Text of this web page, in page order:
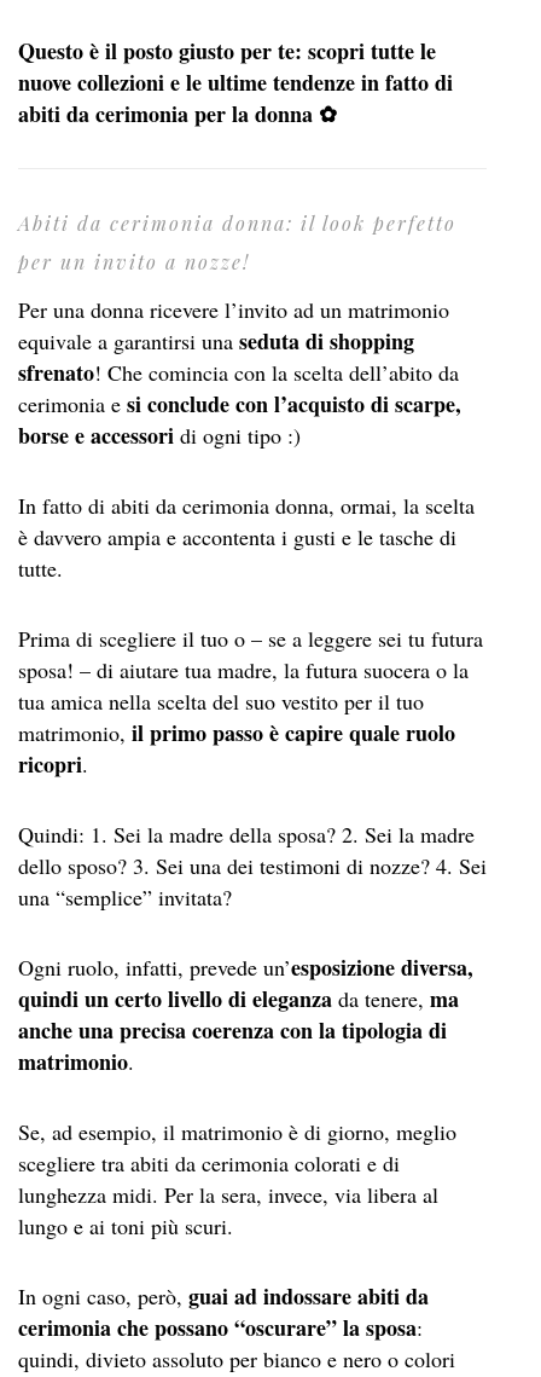
Questo è il posto giusto per te: scopri tutte le
nuove collezioni e le ultime tendenze in fatto di
abiti da cerimonia per la donna ✿
Abiti da cerimonia donna: il look perfetto
per un invito a nozze!
Per una donna ricevere l’invito ad un matrimonio
equivale a garantirsi una seduta di shopping
sfrenato! Che comincia con la scelta dell’abito da
cerimonia e si conclude con l’acquisto di scarpe,
borse e accessori di ogni tipo :)
In fatto di abiti da cerimonia donna, ormai, la scelta
è davvero ampia e accontenta i gusti e le tasche di
tutte.
Prima di scegliere il tuo o – se a leggere sei tu futura
sposa! – di aiutare tua madre, la futura suocera o la
tua amica nella scelta del suo vestito per il tuo
matrimonio, il primo passo è capire quale ruolo
ricopri.
Quindi: 1. Sei la madre della sposa? 2. Sei la madre
dello sposo? 3. Sei una dei testimoni di nozze? 4. Sei
una “semplice” invitata?
Ogni ruolo, infatti, prevede un’esposizione diversa,
quindi un certo livello di eleganza da tenere, ma
anche una precisa coerenza con la tipologia di
matrimonio.
Se, ad esempio, il matrimonio è di giorno, meglio
scegliere tra abiti da cerimonia colorati e di
lunghezza midi. Per la sera, invece, via libera al
lungo e ai toni più scuri.
In ogni caso, però, guai ad indossare abiti da
cerimonia che possano “oscurare” la sposa:
quindi, divieto assoluto per bianco e nero o colori